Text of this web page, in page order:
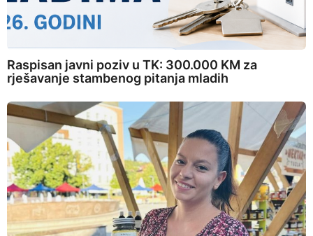
Raspisan javni poziv u TK: 300.000 KM za
rješavanje stambenog pitanja mladih